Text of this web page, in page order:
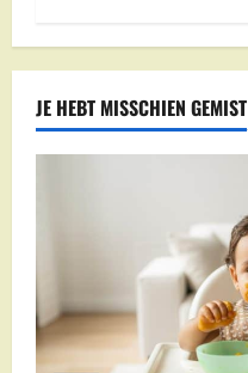
JE HEBT MISSCHIEN GEMIST